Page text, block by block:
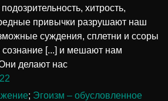
хитрость,
привычки разрушают наш
суждения, сплетни и ссоры
[...] и мешают нам
делают нас
; Эгоизм – обусловленное